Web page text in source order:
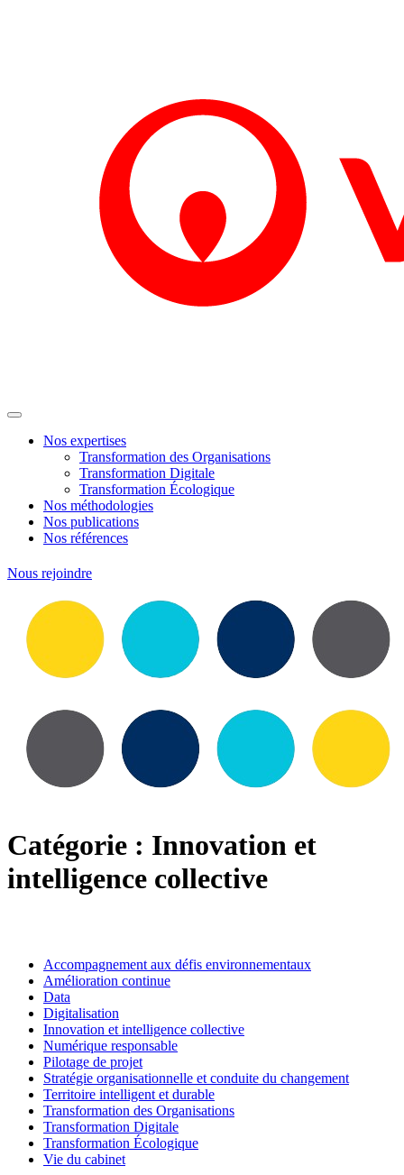
Nos expertises
Transformation des Organisations
Transformation Digitale
Transformation Écologique
Nos méthodologies
Nos publications
Nos références
Nous rejoindre
Catégorie : Innovation et
intelligence collective
Accompagnement aux défis environnementaux
Amélioration continue
Data
Digitalisation
Innovation et intelligence collective
Numérique responsable
Pilotage de projet
Stratégie organisationnelle et conduite du changement
Territoire intelligent et durable
Transformation des Organisations
Transformation Digitale
Transformation Écologique
Vie du cabinet